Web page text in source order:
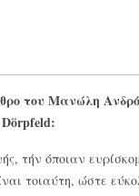
του Μανώλη
τήν όποιαν
τοιαύτη, ώστε